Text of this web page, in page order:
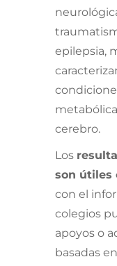
epilepsia,
cerebro.
Los
son útiles
con el
colegios
apoyos o
basadas